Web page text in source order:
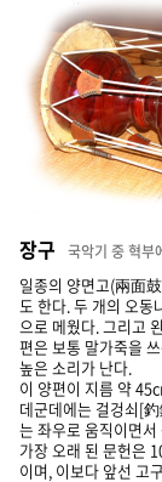
장구 국악기 중 혁부
일종의 양면고(兩面
도 한다. 두 개의 오동
으로 메웠다. 그리고
편은 보통 말가죽을
높은 소리가 난다.
이 양편이 지름 약
데군데에는 걸겅쇠[
는 좌우로 움직이면
가장 오래 된 문헌은
이며, 이보다 앞선 고